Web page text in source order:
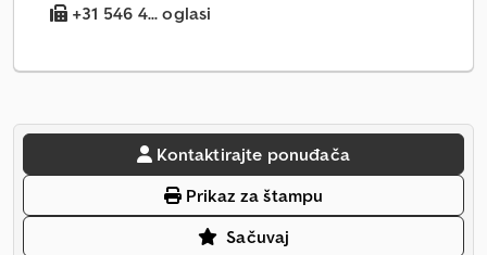
+31 546 4... oglasi
Kontaktirajte ponuđača
Prikaz za štampu
Sačuvaj